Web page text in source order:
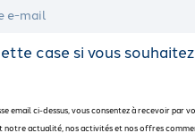
case si vous
email ci-dessus, vous consentez à recevoir
actualité, nos activités et nos offres